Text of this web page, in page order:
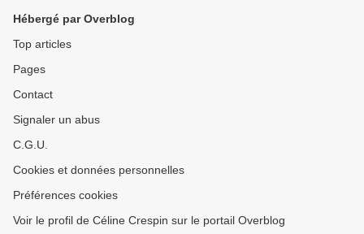
Hébergé par Overblog
Top articles
Pages
Contact
Signaler un abus
C.G.U.
Cookies et données personnelles
Préférences cookies
Voir le profil de Céline Crespin sur le portail Overblog